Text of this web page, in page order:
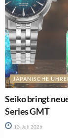
JAPANISCHE
Seiko bringt
Series GMT
13. Juli 2026